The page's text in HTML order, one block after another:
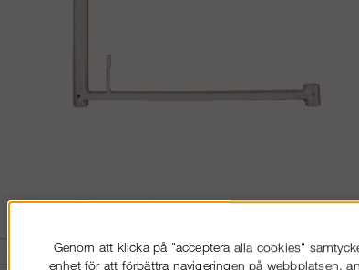
Genom att klicka på "acceptera alla cookies"
enhet för att förbättra navigeringen på webbplatsen,